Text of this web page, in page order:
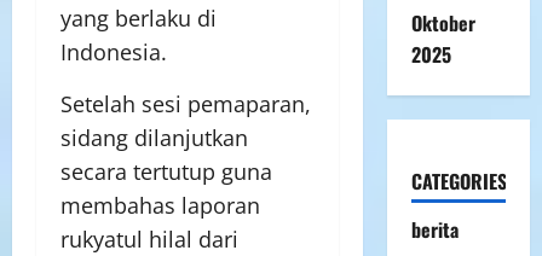
yang berlaku di
Indonesia.
Setelah sesi pemaparan,
sidang dilanjutkan
secara tertutup guna
membahas laporan
rukyatul hilal dari
Oktober
2025
CATEGORIES
berita